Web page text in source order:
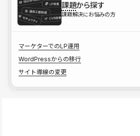
課題から探す
課題解決にお悩みの方
マーケターでのLP運用
WordPressからの移行
サイト導線の変更